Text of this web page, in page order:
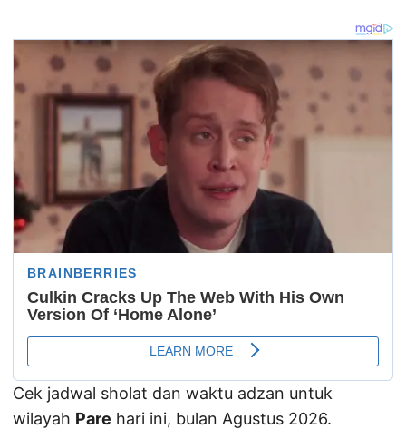
Cek jadwal sholat dan waktu adzan untuk
wilayah Pare hari ini, bulan Agustus 2026.